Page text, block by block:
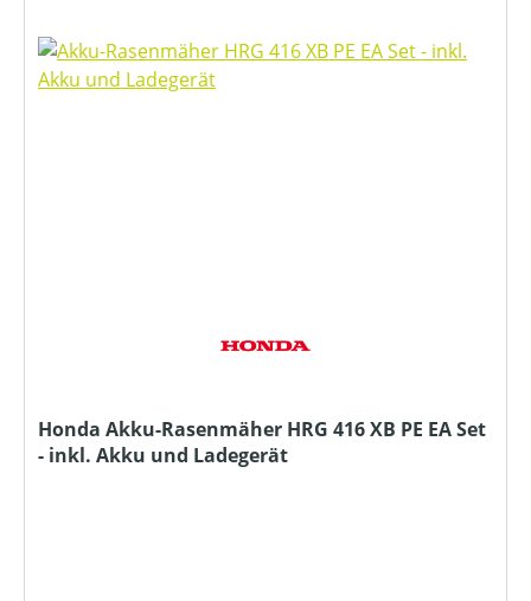
Honda Akku-Rasenmäher HRG 416 XB PE EA Set
- inkl. Akku und Ladegerät